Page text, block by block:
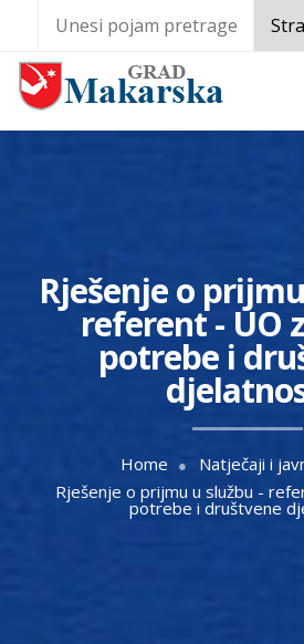
Rješenje o
referent - UO
potrebe i
Home
Natječaji i
Rješenje o prijmu u službu -
potrebe i društvene